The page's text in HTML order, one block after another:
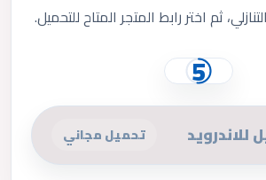
ثم اختر رابط المتجر المتاح للتحميل.
5
للاندرويد تحميل مجاني